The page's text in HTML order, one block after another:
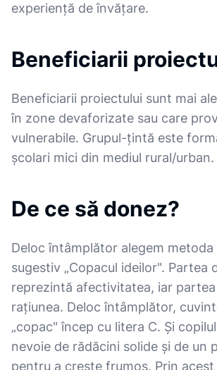
experiență de învățare.
Beneficiarii
Beneficiarii proiectului sunt mai
în zone devaforizate sau care
vulnerabile. Grupul-țintă este
școlari mici din mediul rural/urban.
De ce să donez?
Deloc întâmplător alegem metoda
sugestiv „Copacul ideilor". Partea
reprezintă afectivitatea, iar
rațiunea. Deloc întâmplător,
„copac" încep cu litera C. Și
nevoie de rădăcini solide și de un
pentru a crește frumos. Prin acest